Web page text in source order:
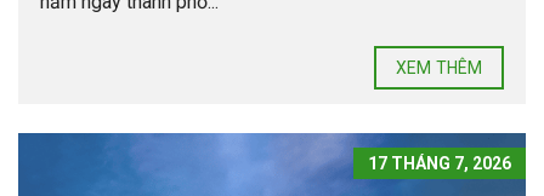
XEM THÊM
17 THÁNG 7, 2026